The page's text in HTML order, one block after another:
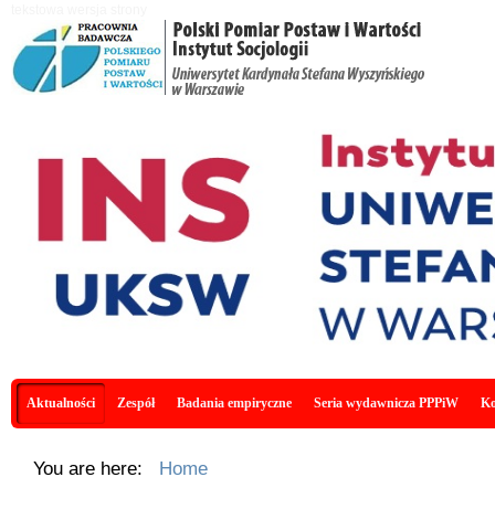
Main menu
Aktualności Zespół Badania empiryczne Seria wydawnicza PPPiW
You are here: Home